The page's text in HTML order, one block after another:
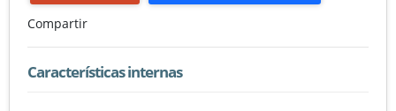
Compartir
Características internas